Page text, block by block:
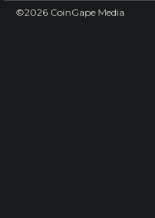
©2026 CoinGape Media